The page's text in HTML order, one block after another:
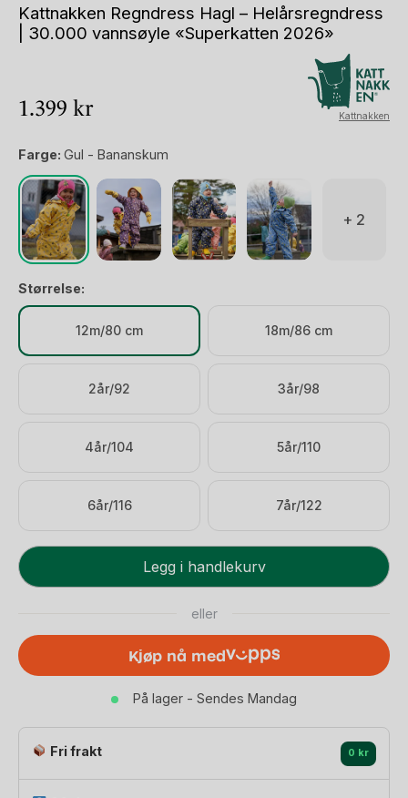
Kattnakken Regndress Hagl – Helårsregndress
| 30.000 vannsøyle «Superkatten 2026»
1.399 kr Kattnakken
Farge: Gul - Bananskum
+ 2
Størrelse:
12m/80 cm 18m/86 cm
2år/92 3år/98
4år/104 5år/110
6år/116 7år/122
Kattnakken
Regndress
Helårsregndress
|
«Superkatten
2026»
Legg i handlekurv
eller
Kjøp nå med
På lager - Sendes Mandag
Fri frakt 0 kr